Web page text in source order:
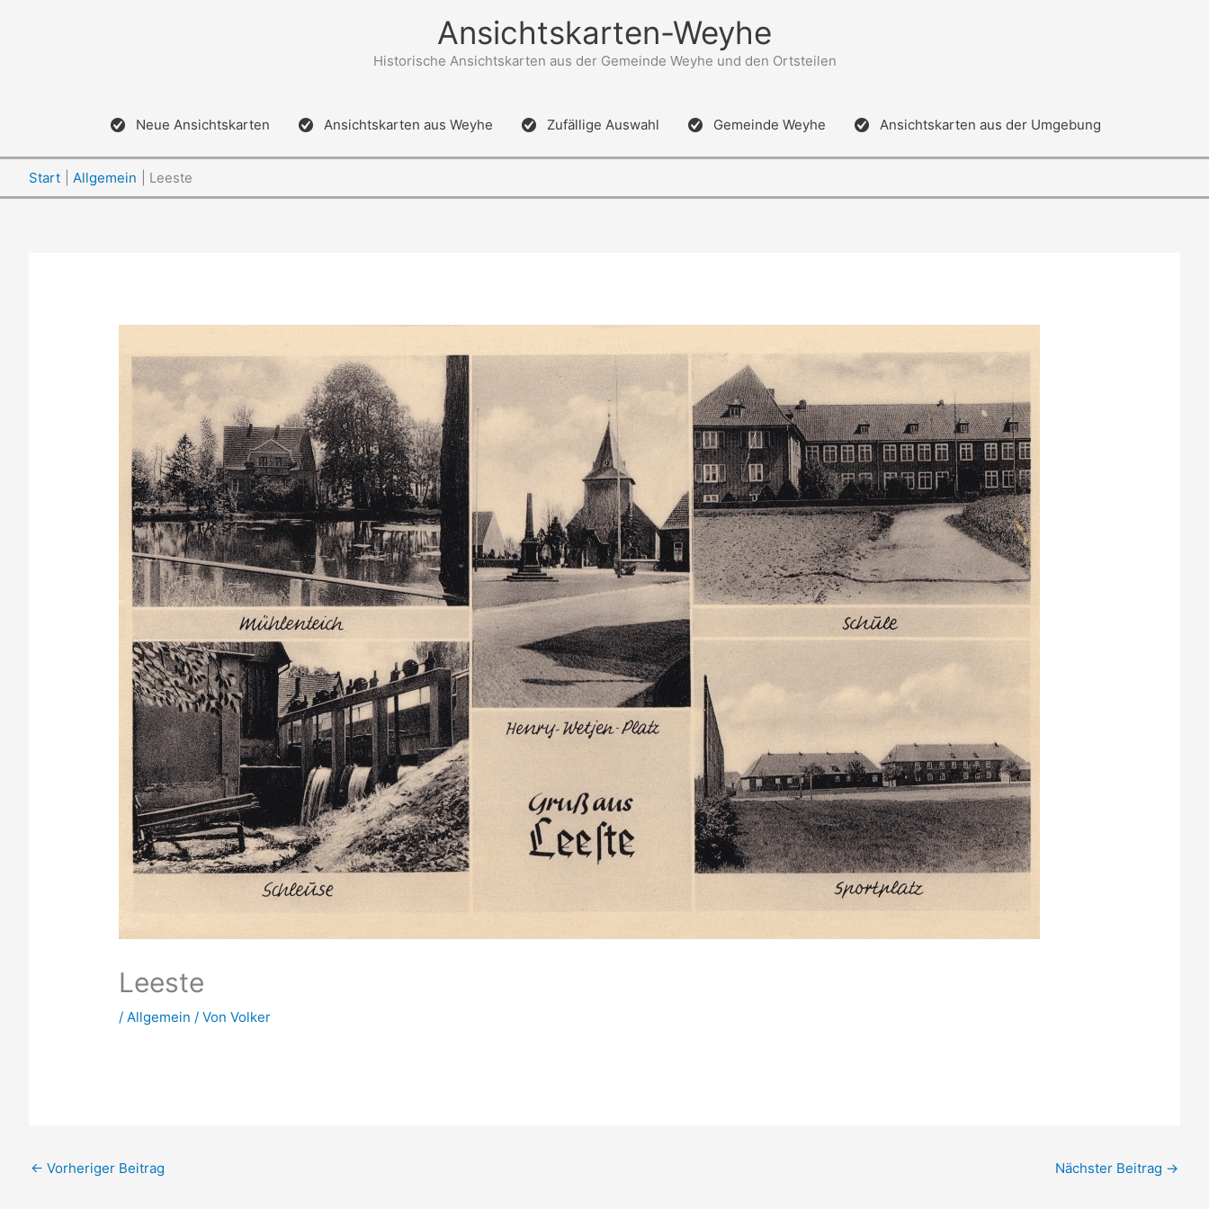
Ansichtskarten-Weyhe
Historische Ansichtskarten aus der Gemeinde Weyhe und den Ortsteilen
Neue Ansichtskarten Ansichtskarten aus Weyhe Zufällige Auswahl Gemeinde Weyhe Ansichtskarten aus der Umgebung
Start Allgemein Leeste
Leeste
/Allgemein / VonVolker
← Vorheriger Beitrag Nächster Beitrag →